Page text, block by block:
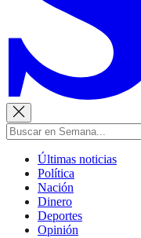
Últimas noticias
Política
Nación
Dinero
Deportes
Opinión